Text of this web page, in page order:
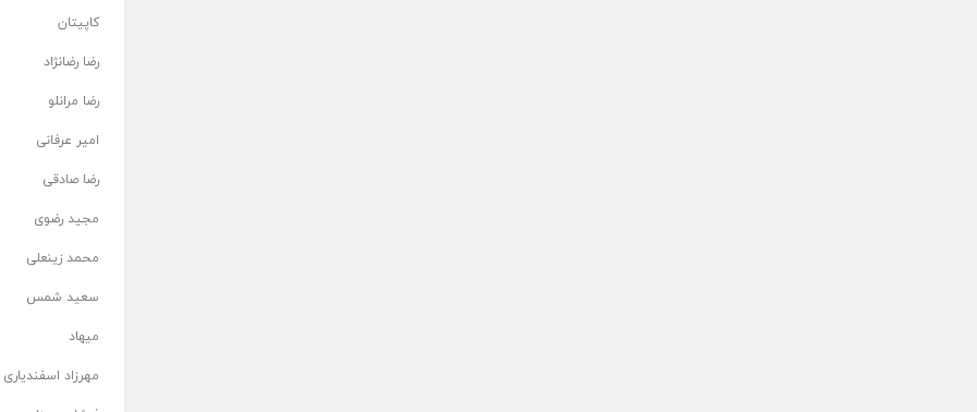
کاپیتان
رضا رضانژاد
رضا مرانلو
امیر عرفانی
رضا صادقی
مجید رضوی
محمد زینعلی
سعید شمس
میهاد
مهرزاد اسفندیاری